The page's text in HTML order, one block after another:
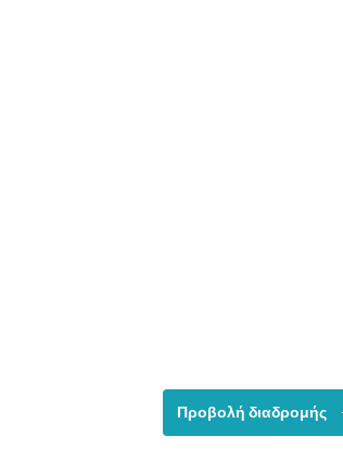
Προβολή διαδρομής